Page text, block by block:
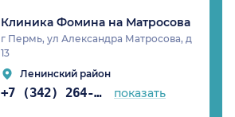
Клиника Фомина на Матросова
г Пермь, ул Александра Матросова, д
13
Ленинский район
+7 (342) 264-02-90 показать